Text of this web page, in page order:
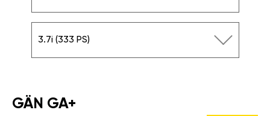
3.7i (333 PS)
GÄN GA+